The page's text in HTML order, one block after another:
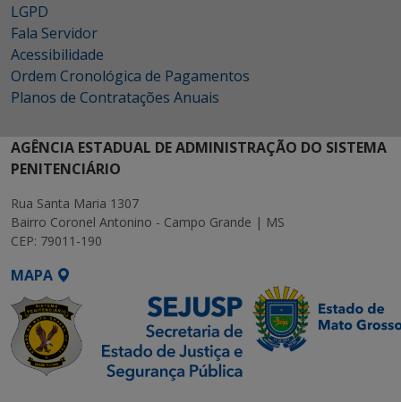
LGPD
Fala Servidor
Acessibilidade
Ordem Cronológica de Pagamentos
Planos de Contratações Anuais
AGÊNCIA ESTADUAL DE ADMINISTRAÇÃO DO SISTEMA
PENITENCIÁRIO
Rua Santa Maria 1307
Bairro Coronel Antonino - Campo Grande | MS
CEP: 79011-190
MAPA